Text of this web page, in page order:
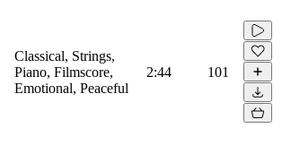
Classical, Strings,
Piano, Filmscore,
Emotional, Peaceful
2:44 101